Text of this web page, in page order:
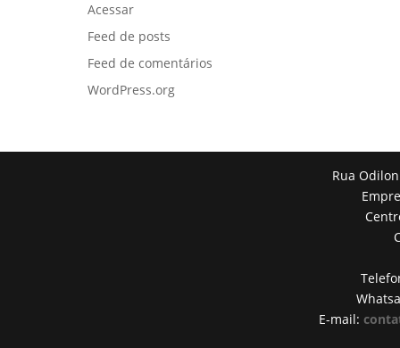
Acessar
Feed de posts
Feed de comentários
WordPress.org
Rua
E-mail: